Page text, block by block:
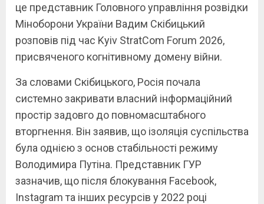
це представник Головного управління розвідки
Міноборони України Вадим Скібицький
розповів під час Kyiv StratCom Forum 2026,
присвяченого когнітивному домену війни.
За словами Скібицького, Росія почала
системно закривати власний інформаційний
простір задовго до повномасштабного
вторгнення. Він заявив, що ізоляція суспільства
була однією з основ стабільності режиму
Володимира Путіна. Представник ГУР
зазначив, що після блокування Facebook,
Instagram та інших ресурсів у 2022 році